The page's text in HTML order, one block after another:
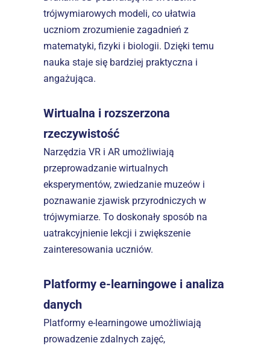
trójwymiarowych modeli, co ułatwia
uczniom zrozumienie zagadnień z
matematyki, fizyki i biologii. Dzięki temu
nauka staje się bardziej praktyczna i
angażująca.
Wirtualna i rozszerzona
rzeczywistość
Narzędzia VR i AR umożliwiają
przeprowadzanie wirtualnych
eksperymentów, zwiedzanie muzeów i
poznawanie zjawisk przyrodniczych w
trójwymiarze. To doskonały sposób na
uatrakcyjnienie lekcji i zwiększenie
zainteresowania uczniów.
Platformy e-learningowe i analiza
danych
Platformy e-learningowe umożliwiają
prowadzenie zdalnych zajęć,